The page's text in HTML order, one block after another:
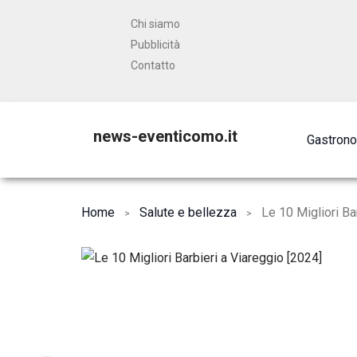
Chi siamo
Pubblicità
Contatto
news-eventicomo.it
Home Salute e bellezza Le 10 Migliori